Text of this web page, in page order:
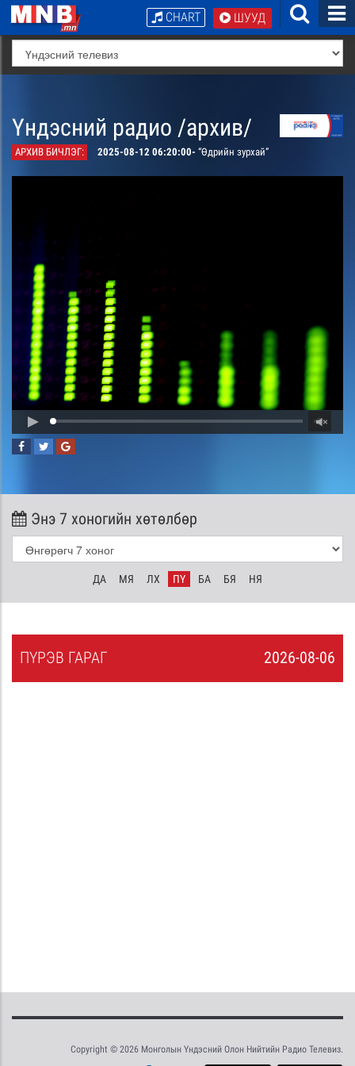
ШУУД
CHART
Үндэсний радио /архив/
АРХИВ БИЧЛЭГ: 2025-08-12 06:20:00- “Өдрийн зурхай”
Энэ 7 хоногийн хөтөлбөр
ДА МЯ ЛХ ПҮ БА БЯ НЯ
2026-08-06
ПҮРЭВ ГАРАГ
Copyright © 2026 Монголын Үндэсний Олон Нийтийн Радио Телевиз.